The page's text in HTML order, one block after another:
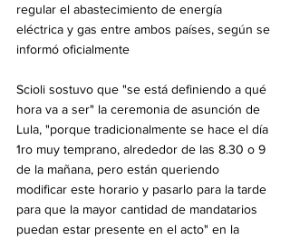
regular el abastecimiento de energía
eléctrica y gas entre ambos países, según se
informó oficialmente
Scioli sostuvo que "se está definiendo a qué
hora va a ser" la ceremonia de asunción de
Lula, "porque tradicionalmente se hace el día
1ro muy temprano, alrededor de las 8.30 o 9
de la mañana, pero están queriendo
modificar este horario y pasarlo para la tarde
para que la mayor cantidad de mandatarios
puedan estar presente en el acto" en la